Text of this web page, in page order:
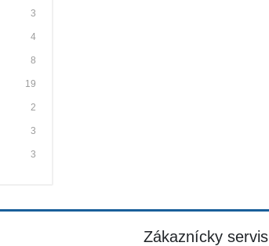
3
4
8
19
2
3
3
Zákaznícky servis